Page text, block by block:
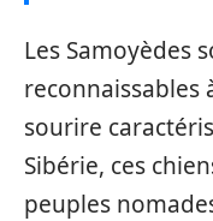
Les Samoyèdes
reconnaissables
sourire
Sibérie, ces
peuples